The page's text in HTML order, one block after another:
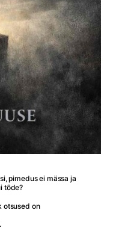
pimedus ei mässa ja
tõde?
otsused on